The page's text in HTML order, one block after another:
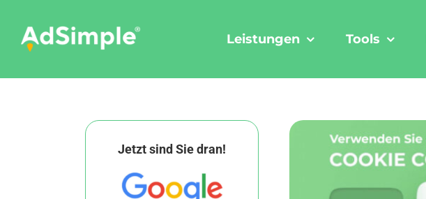
content
Leistungen Tools
Jetzt sind Sie dran!